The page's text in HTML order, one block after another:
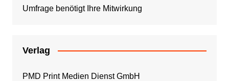
Umfrage benötigt Ihre Mitwirkung
Verlag
PMD Print Medien Dienst GmbH